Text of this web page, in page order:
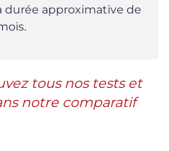
durée approximative de
tous nos tests et
notre comparatif